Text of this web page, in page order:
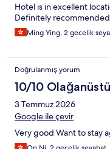
Hotel is in excellent
Definitely
Ming Ying, 2 gecelik
Doğrulanmış yorum
10/10 Olağanüstü
3 Temmuz 2026
Google ile çevir
Very good Want to stay